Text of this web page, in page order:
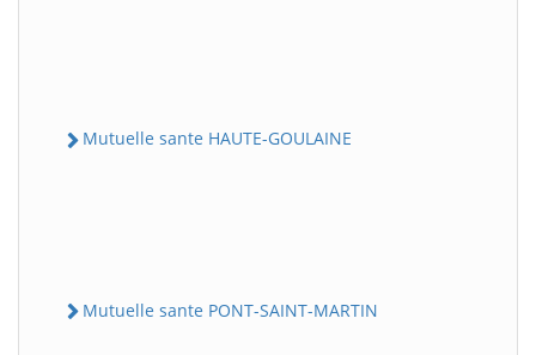
Mutuelle sante HAUTE-GOULAINE
Mutuelle sante PONT-SAINT-MARTIN